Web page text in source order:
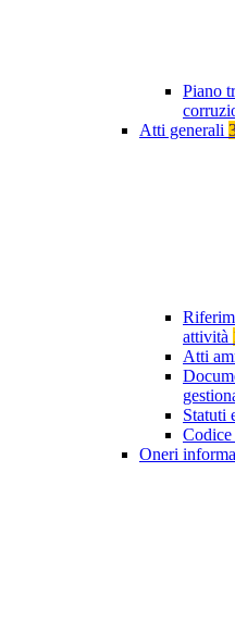
Piano
Atti generali
attività
Atti
Statuti
Codice
Oneri